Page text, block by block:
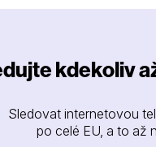
kdekoliv
Sledovat internetovou
po celé EU, a to až